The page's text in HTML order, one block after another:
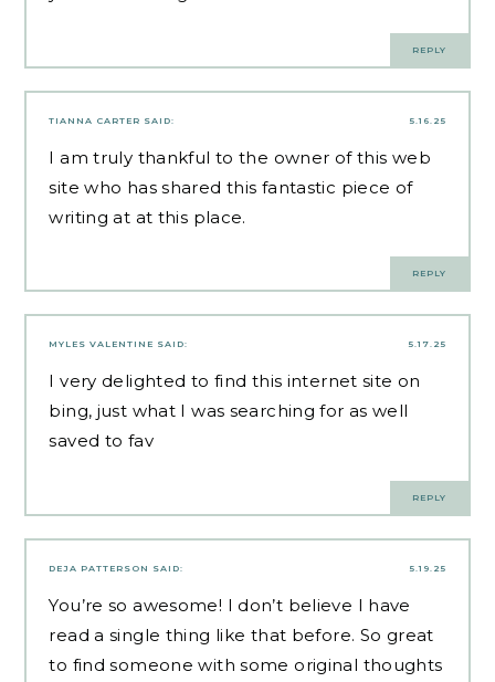
REPLY
5.16.25
TIANNA CARTER SAID:
I am truly thankful to the owner of this web
site who has shared this fantastic piece of
writing at at this place.
REPLY
5.17.25
MYLES VALENTINE SAID:
I very delighted to find this internet site on
bing, just what I was searching for as well
saved to fav
REPLY
5.19.25
DEJA PATTERSON SAID:
You’re so awesome! I don’t believe I have
read a single thing like that before. So great
to find someone with some original thoughts